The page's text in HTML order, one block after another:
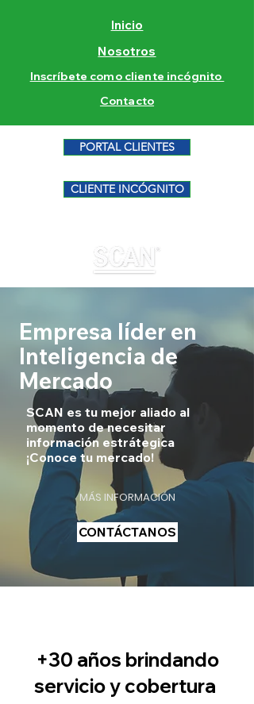
Inicio
Nosotros
Inscríbete como cliente incógnito
Contacto
PORTAL CLIENTES
CLIENTE INCÓGNITO
Empresa líder en
Inteligencia de
Mercado
SCAN es tu mejor aliado al
momento de necesitar
información estrátegica
¡Conoce tu mercado!
MÁS INFORMACIÓN
CONTÁCTANOS
+30 años brindando
servicio y cobertura